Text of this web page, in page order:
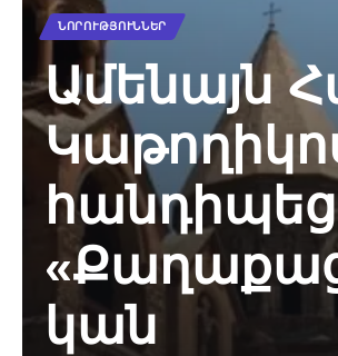
ՆՈՐՈՒԹՅՈՒՆՆԵՐ
Ամենայն
հանդիպեց
կան